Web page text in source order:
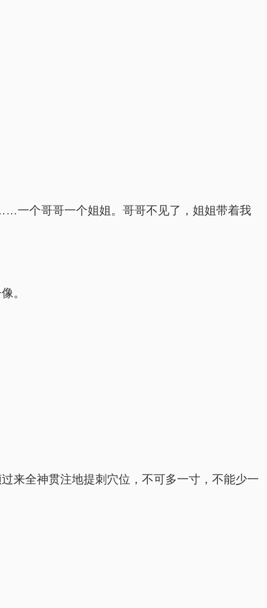
一个哥哥一个姐姐。哥哥不见了，姐姐带着我
。
来全神贯注地提刺穴位，不可多一寸，不能少一